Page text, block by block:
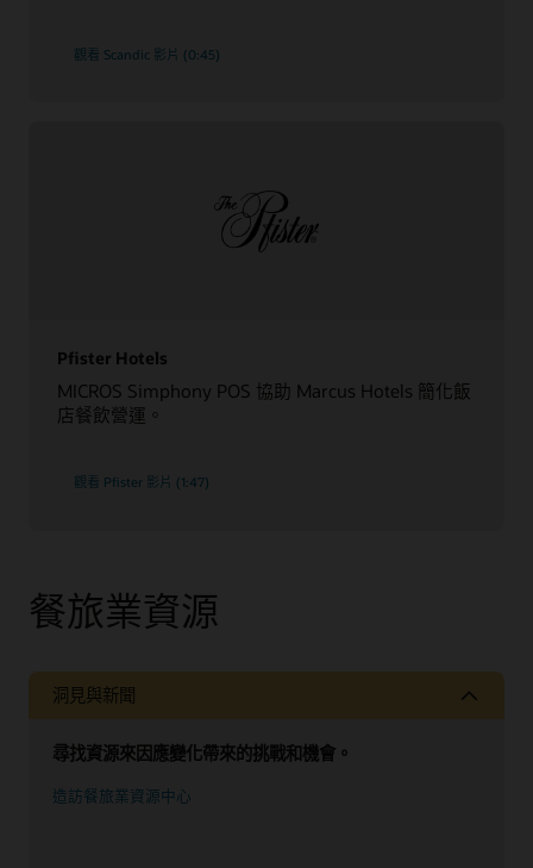
觀看 Scandic 影片 (0:45)
Pfister Hotels
MICROS Simphony POS 協助 Marcus Hotels 簡化飯
店餐飲營運。
觀看 Pfister 影片 (1:47)
餐旅業資源
洞見與新聞
尋找資源來因應變化帶來的挑戰和機會。
造訪餐旅業資源中心